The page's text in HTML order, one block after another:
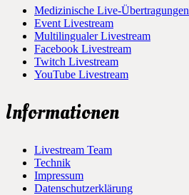
Medizinische Live-Übertragungen
Event Livestream
Multilingualer Livestream
Facebook Livestream
Twitch Livestream
YouTube Livestream
Informationen
Livestream Team
Technik
Impressum
Datenschutzerklärung